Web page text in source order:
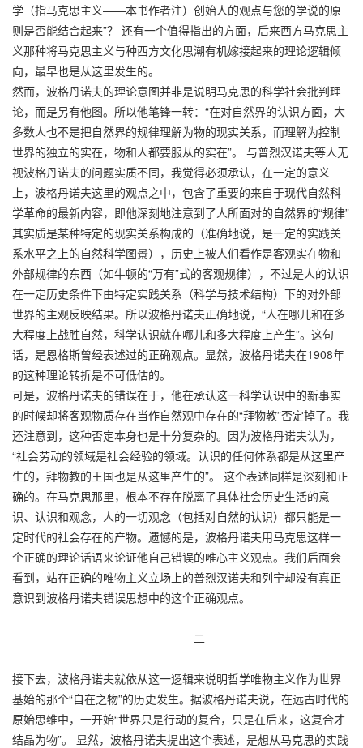
学（指马克思主义——本书作者注）创始人的观点与您的学说的原
则是否能结合起来”？ 还有一个值得指出的方面，后来西方马克思主
义那种将马克思主义与种西方文化思潮有机嫁接起来的理论逻辑倾
向，最早也是从这里发生的。
然而，波格丹诺夫的理论意图并非是说明马克思的科学社会批判理
论，而是另有他图。所以他笔锋一转：“在对自然界的认识方面，大
多数人也不是把自然界的规律理解为物的现实关系，而理解为控制
世界的独立的实在，物和人都要服从的实在”。 与普烈汉诺夫等人无
视波格丹诺夫的问题实质不同，我觉得必须承认，在一定的意义
上，波格丹诺夫这里的观点之中，包含了重要的来自于现代自然科
学革命的最新内容，即他深刻地注意到了人所面对的自然界的“规律”
其实质是某种特定的现实关系构成的（准确地说，是一定的实践关
系水平之上的自然科学图景），历史上被人们看作是客观实在物和
外部规律的东西（如牛顿的“万有”式的客观规律），不过是人的认识
在一定历史条件下由特定实践关系（科学与技术结构）下的对外部
世界的主观反映结果。所以波格丹诺夫正确地说，“人在哪儿和在多
大程度上战胜自然，科学认识就在哪儿和多大程度上产生”。这句
话，是恩格斯曾经表述过的正确观点。显然，波格丹诺夫在1908年
的这种理论转折是不可低估的。
可是，波格丹诺夫的错误在于，他在承认这一科学认识中的新事实
的时候却将客观物质存在当作自然观中存在的“拜物教”否定掉了。我
还注意到，这种否定本身也是十分复杂的。因为波格丹诺夫认为，
“社会劳动的领域是社会经验的领域。认识的任何体系都是从这里产
生的，拜物教的王国也是从这里产生的”。 这个表述同样是深刻和正
确的。在马克思那里，根本不存在脱离了具体社会历史生活的意
识、认识和观念，人的一切观念（包括对自然的认识）都只能是一
定时代的社会存在的产物。遗憾的是，波格丹诺夫用马克思这样一
个正确的理论话语来论证他自己错误的唯心主义观点。我们后面会
看到，站在正确的唯物主义立场上的普烈汉诺夫和列宁却没有真正
意识到波格丹诺夫错误思想中的这个正确观点。
二
接下去，波格丹诺夫就依从这一逻辑来说明哲学唯物主义作为世界
基始的那个“自在之物”的历史发生。据波格丹诺夫说，在远古时代的
原始思维中，一开始“世界只是行动的复合，只是在后来，这复合才
结晶为物”。 显然，波格丹诺夫提出这个表述，是想从马克思的实践